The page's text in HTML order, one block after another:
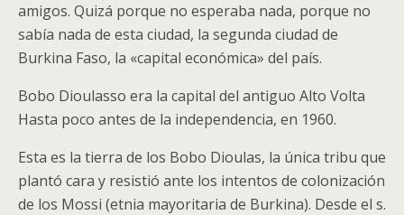
amigos. Quizá porque no esperaba nada, porque no
sabía nada de esta ciudad, la segunda ciudad de
Burkina Faso, la «capital económica» del país.
Bobo Dioulasso era la capital del antiguo Alto Volta
Hasta poco antes de la independencia, en 1960.
Esta es la tierra de los Bobo Dioulas, la única tribu que
plantó cara y resistió ante los intentos de colonización
de los Mossi (etnia mayoritaria de Burkina). Desde el s.